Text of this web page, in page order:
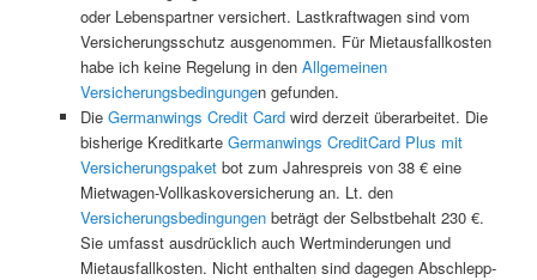
oder Lebenspartner versichert. Lastkraftwagen sind vom
Versicherungsschutz ausgenommen. Für Mietausfallkosten
habe ich keine Regelung in den Allgemeinen
Versicherungsbedingungen gefunden.
Die Germanwings Credit Card wird derzeit überarbeitet. Die
bisherige Kreditkarte Germanwings CreditCard Plus mit
Versicherungspaketbot zum Jahrespreis von 38 € eine
Mietwagen-Vollkaskoversicherung an. Lt. den
Versicherungsbedingungenbeträgt der Selbstbehalt 230 €.
Sie umfasst ausdrücklich auch Wertminderungen und
Mietausfallkosten. Nicht enthalten sind dagegen Abschlepp-